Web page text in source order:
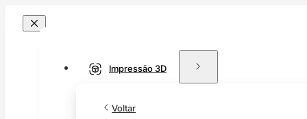
Impressão 3D
Voltar